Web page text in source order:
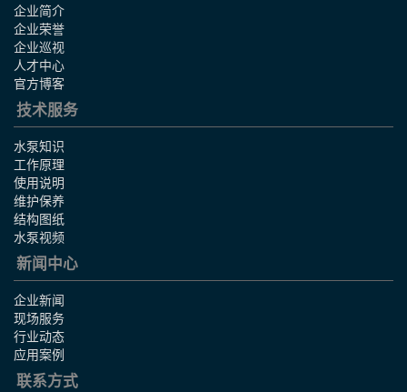
企业简介
企业荣誉
企业巡视
人才中心
官方博客
技术服务
水泵知识
工作原理
使用说明
维护保养
结构图纸
水泵视频
新闻中心
企业新闻
现场服务
行业动态
应用案例
联系方式